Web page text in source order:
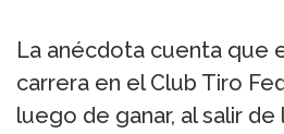
La anécdota cuenta que
carrera en el Club Tiro
luego de ganar, al salir de